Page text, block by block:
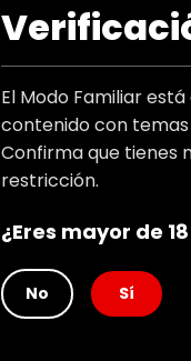
El Modo Familiar
contenido con
Confirma que tienes
restricción.
¿Eres mayor de
No Sí